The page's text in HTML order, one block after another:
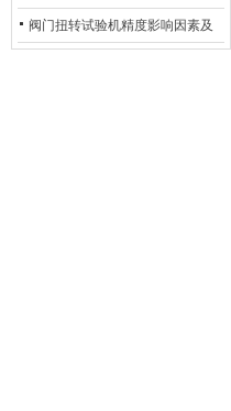
除：从传感器信号异常到机械传
阀门扭转试验机精度影响因素及